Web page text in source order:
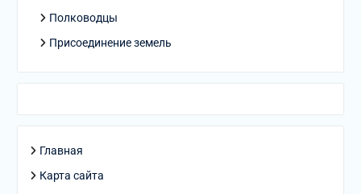
Полководцы
Присоединение земель
Главная
Карта сайта